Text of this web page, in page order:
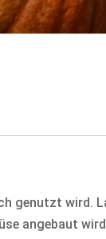
genutzt wird.
angebaut wird